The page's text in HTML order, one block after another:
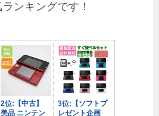
ンキングです！